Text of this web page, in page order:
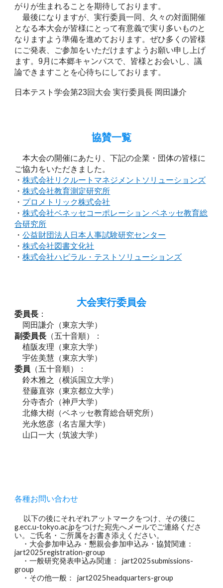
がりが生まれることを期待しております。
最後になりますが、実行委員一同、久々の対面開催
となる本大会が皆様にとって有意義で実り多いものと
なりますよう準備を進めております。ぜひ多くの皆様
にご発表、ご参加をいただけますようお願い申し上げ
ます。9月に本郷キャンパスで、皆様とお会いし、議
論できますことを心待ちにしております。
日本テスト学会第23回大会 実行委員長 岡田謙介
協賛一覧
本大会の開催にあたり、下記の企業・団体の皆様に
ご協力をいただきました。
・株式会社リクルートマネジメントソリューションズ
・株式会社教育測定研究所
・ プロメトリック株式会社
・株式会社ベネッセコーポレーション ベネッセ教育総
合研究所
・公益財団法人日本人事試験研究センター
・株式会社図書文化社
・株式会社ハピラル・テストソリューションズ
大会実行委員会
委員長 ：
岡田謙介（東京大学）
副委員長 （五十音順）：
植阪友理（東京大学）
宇佐美慧（東京大学）
委員 （五十音順）：
鈴木雅之（横浜国立大学）
登藤直弥（東京都立大学）
分寺杏介（神戸大学）
北條大樹（ベネッセ教育総合研究所）
光永悠彦（名古屋大学）
山口一大（筑波大学）
各種お問い合わせ
以下の後にそれぞれアットマークをつけ、その後に
g.ecc.u-tokyo.ac.jpをつけた宛先へメールでご連絡くださ
い。ご氏名・ご所属をお書き添えください。
・大会参加申込み・懇親会参加申込み・協賛関連：
jart2025registration-group
・一般研究発表申込み関連： jart2025submissions-
group
・その他一般： jart2025headquarters-group